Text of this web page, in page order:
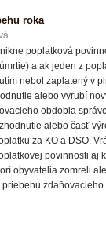
roka
poplatková
a ak jeden z
nebol zaplatený v
alebo vyrubí
obdobia
alebo časť
za KO a DSO.
povinnosti aj
obyvatelia zomreli